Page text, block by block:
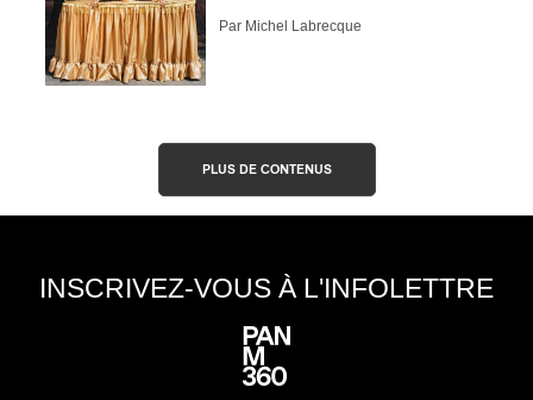
Par Michel Labrecque
PLUS DE CONTENUS
INSCRIVEZ-VOUS À L'INFOLETTRE